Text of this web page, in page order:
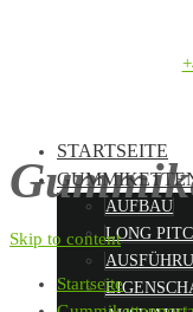
STARTSEITE
AUFBAU
LONG
Skip to content
Startseite